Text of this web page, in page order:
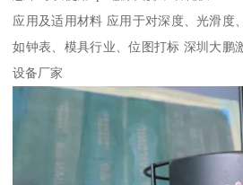
应用及适用材料 应用于对深度、光滑度
如钟表、模具行业、位图打标 深圳大鹏
设备厂家